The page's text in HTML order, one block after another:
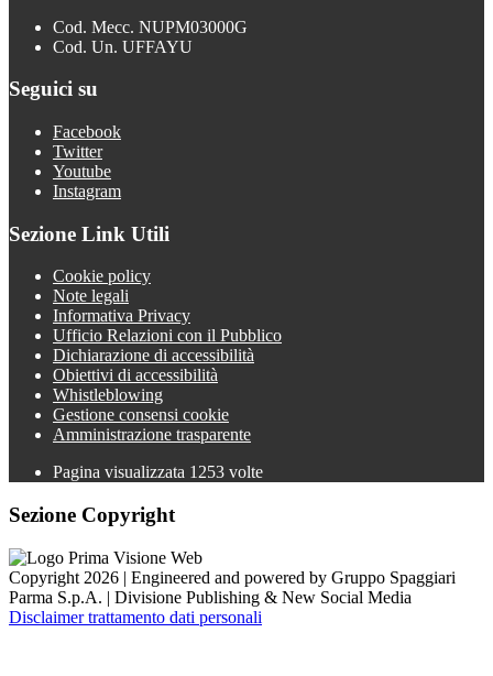
Cod. Mecc. NUPM03000G
Cod. Un. UFFAYU
Seguici su
Facebook
Twitter
Youtube
Instagram
Sezione Link Utili
Cookie policy
Note legali
Informativa Privacy
Ufficio Relazioni con il Pubblico
Dichiarazione di accessibilità
Obiettivi di accessibilità
Whistleblowing
Gestione consensi cookie
Amministrazione trasparente
Pagina visualizzata 1253 volte
Sezione Copyright
Copyright 2026 | Engineered and powered by Gruppo Spaggiari
Parma S.p.A. | Divisione Publishing & New Social Media
Disclaimer trattamento dati personali